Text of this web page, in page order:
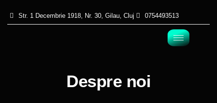
Str. 1 Decembrie 1918, Nr. 30, Gilau, Cluj 0754493513
Despre noi